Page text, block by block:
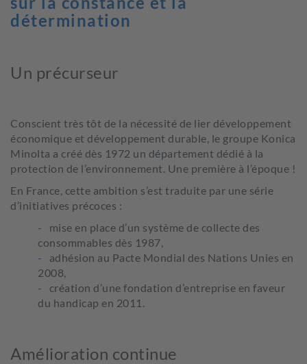
détermination
Un précurseur
Conscient très tôt de la nécessité de lier développement
économique et développement durable, le groupe Konica
Minolta a créé dès 1972 un département dédié à la
protection de l’environnement. Une première à l’époque !
En France, cette ambition s’est traduite par une série
d’initiatives précoces :
mise en place d’un système de collecte des
consommables dès 1987,
adhésion au Pacte Mondial des Nations Unies en
2008,
création d’une fondation d’entreprise en faveur
du handicap en 2011.
Amélioration continue